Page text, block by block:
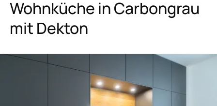
Wohnküche in Carbongrau
mit Dekton